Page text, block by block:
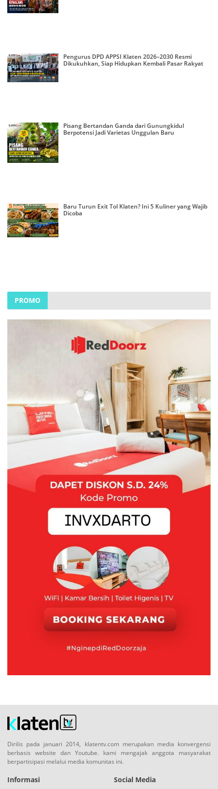
Pengurus DPD APPSI Klaten 2026–2030 Resmi
Dikukuhkan, Siap Hidupkan Kembali Pasar Rakyat
Pisang Bertandan Ganda dari Gunungkidul
Berpotensi Jadi Varietas Unggulan Baru
Baru Turun Exit Tol Klaten? Ini 5 Kuliner yang Wajib
Dicoba
PROMO
Dirilis pada januari 2014, klatentv.com merupakan media konvergensi
berbasis website dan Youtube. kami mengajak anggota masyarakat
berpartisipasi melalui media komunitas ini.
Informasi Social Media